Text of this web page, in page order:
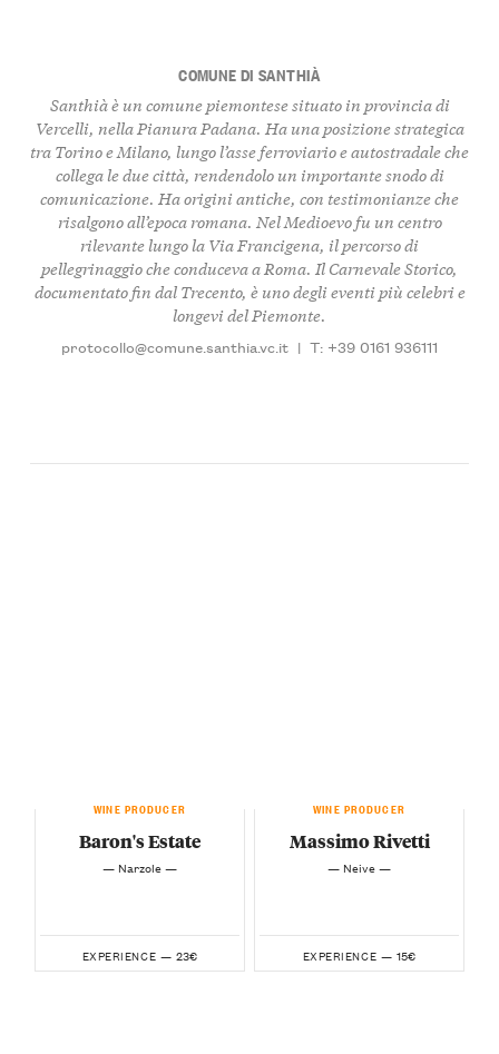
COMUNE DI SANTHIÀ
Santhià è un comune piemontese situato in provincia di
Vercelli, nella Pianura Padana. Ha una posizione strategica
tra Torino e Milano, lungo l’asse ferroviario e autostradale che
collega le due città, rendendolo un importante snodo di
comunicazione. Ha origini antiche, con testimonianze che
risalgono all’epoca romana. Nel Medioevo fu un centro
rilevante lungo la Via Francigena, il percorso di
pellegrinaggio che conduceva a Roma. Il Carnevale Storico,
documentato fin dal Trecento, è uno degli eventi più celebri e
longevi del Piemonte.
protocollo@comune.santhia.vc.it | T: +39 0161 936111
WINE PRODUCER
Baron's Estate
— Narzole —
EXPERIENCE — 23€
WINE PRODUCER
Massimo Rivetti
— Neive —
EXPERIENCE — 15€